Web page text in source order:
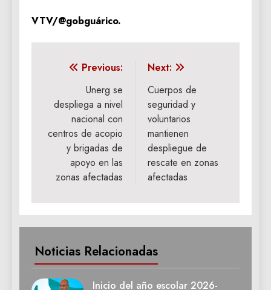
VTV/@gobguárico.
Navegación
entradas
Previous:
Unerg se
despliega a nivel
nacional con
centros de acopio
y brigadas de
apoyo en las
zonas afectadas
Next:
Cuerpos de
seguridad y
voluntarios
mantienen
despliegue de
rescate en zonas
afectadas
Noticias Relacionadas
Inicio del año escolar 2026-